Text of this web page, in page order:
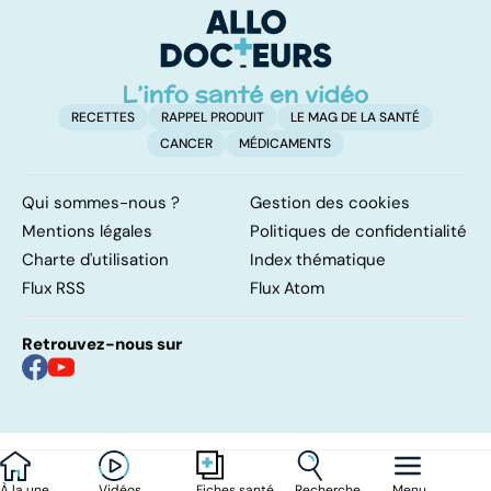
également
touché
RECETTES RAPPEL PRODUIT
LE MAG DE LA SANTÉ
CANCER
MÉDICAMENTS
Qui sommes-nous ?
Gestion des cookies
Mentions légales
Politiques de confidentialité
Charte d'utilisation
Index thématique
Flux RSS
Flux Atom
Retrouvez-nous sur